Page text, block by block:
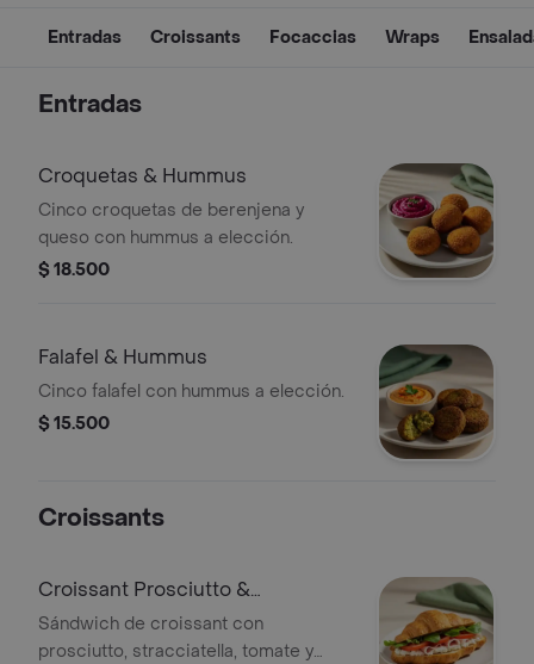
Entradas Croissants Focaccias Wraps
Entradas
Croquetas & Hummus
Cinco croquetas de berenjena y
queso con hummus a elección.
$ 18.500
Falafel & Hummus
Cinco falafel con hummus a elección.
$ 15.500
Croissants
Croissant Prosciutto &
Stracciatella
Sándwich de croissant con
prosciutto, stracciatella, tomate y